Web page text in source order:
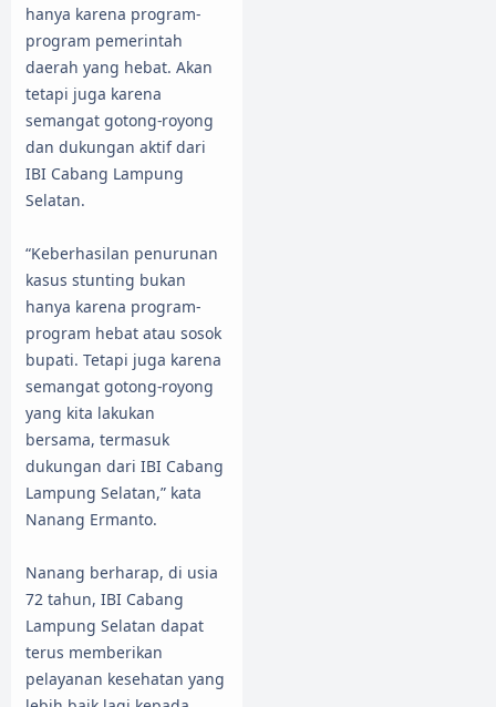
hanya karena program-
program pemerintah
daerah yang hebat. Akan
tetapi juga karena
semangat gotong-royong
dan dukungan aktif dari
IBI Cabang Lampung
Selatan.
“Keberhasilan penurunan
kasus stunting bukan
hanya karena program-
program hebat atau sosok
bupati. Tetapi juga karena
semangat gotong-royong
yang kita lakukan
bersama, termasuk
dukungan dari IBI Cabang
Lampung Selatan,” kata
Nanang Ermanto.
Nanang berharap, di usia
72 tahun, IBI Cabang
Lampung Selatan dapat
terus memberikan
pelayanan kesehatan yang